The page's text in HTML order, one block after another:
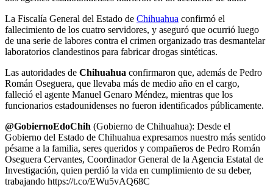
La Fiscalía General del Estado de Chihuahua confirmó el
fallecimiento de los cuatro servidores, y aseguró que ocurrió luego
de una serie de labores contra el crimen organizado tras desmantelar
laboratorios clandestinos para fabricar drogas sintéticas.
Las autoridades de Chihuahua confirmaron que, además de Pedro
Román Oseguera, que llevaba más de medio año en el cargo,
falleció el agente Manuel Genaro Méndez, mientras que los
funcionarios estadounidenses no fueron identificados públicamente.
@GobiernoEdoChih (Gobierno de Chihuahua): Desde el
Gobierno del Estado de Chihuahua expresamos nuestro más sentido
pésame a la familia, seres queridos y compañeros de Pedro Román
Oseguera Cervantes, Coordinador General de la Agencia Estatal de
Investigación, quien perdió la vida en cumplimiento de su deber,
trabajando https://t.co/EWu5vAQ68C